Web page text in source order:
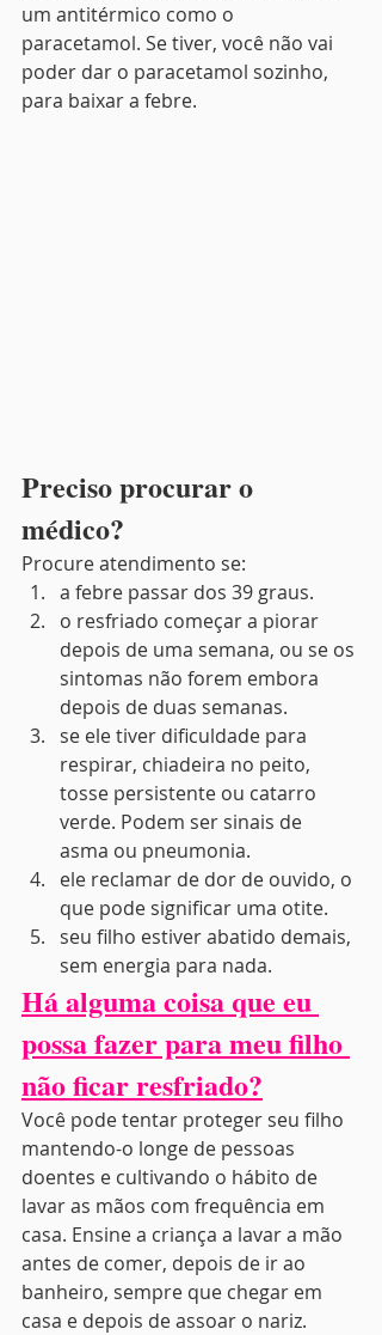
um antitérmico como o
paracetamol. Se tiver, você não vai
poder dar o paracetamol sozinho,
para baixar a febre.
Preciso procurar o
médico?
Procure atendimento se:
a febre passar dos 39 graus.
o resfriado começar a piorar
depois de uma semana, ou se os
sintomas não forem embora
depois de duas semanas.
se ele tiver dificuldade para
respirar, chiadeira no peito,
tosse persistente ou catarro
verde. Podem ser sinais de
asma ou pneumonia.
ele reclamar de dor de ouvido, o
que pode significar uma otite.
seu filho estiver abatido demais,
sem energia para nada.
Há alguma coisa que eu
possa fazer para meu filho
não ficar resfriado?
Você pode tentar proteger seu filho
mantendo-o longe de pessoas
doentes e cultivando o hábito de
lavar as mãos com frequência em
casa. Ensine a criança a lavar a mão
antes de comer, depois de ir ao
banheiro, sempre que chegar em
casa e depois de assoar o nariz.